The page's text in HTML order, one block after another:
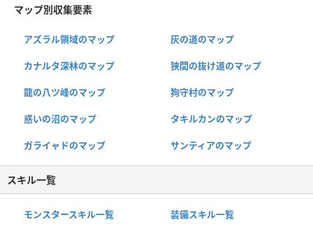
マップ別収集要素
アズラル領域のマップ 灰の道のマップ
カナルタ深林のマップ 狭間の抜け道のマップ
龍の八ツ峰のマップ 狗守村のマップ
惑いの沼のマップ タキルカンのマップ
ガライャドのマップ サンティアのマップ
スキル一覧
モンスタースキル一覧 装備スキル一覧